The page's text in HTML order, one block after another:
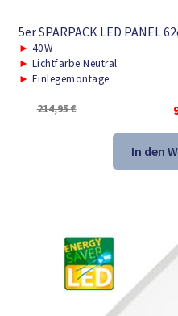
5er SPARPACK LED PANEL
► 40W
► Lichtfarbe Neutral
► Einlegemontage
214,95€
In den